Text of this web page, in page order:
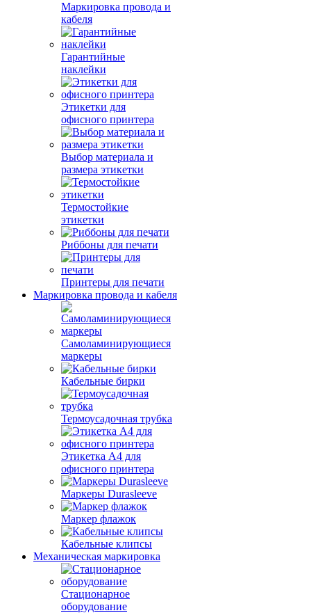
Маркировка провода и
кабеля
Гарантийные
наклейки
Этикетки для
офисного принтера
Выбор материала и
размера этикетки
Термостойкие
этикетки
Риббоны для печати
Принтеры для печати
Маркировка провода и кабеля
Самоламинирующиеся
маркеры
Кабельные бирки
Термоусадочная трубка
Этикетка А4 для
офисного принтера
Маркеры Durasleeve
Маркер флажок
Кабельные клипсы
Механическая маркировка
Стационарное
оборудование